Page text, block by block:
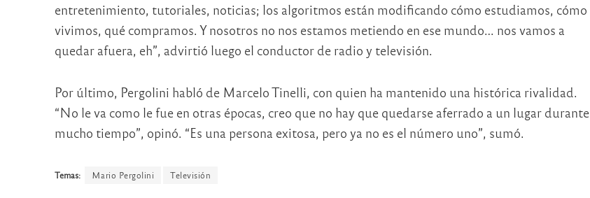
entretenimiento, tutoriales, noticias; los algoritmos están modificando cómo estudiamos, cómo
vivimos, qué compramos. Y nosotros no nos estamos metiendo en ese mundo… nos vamos a
quedar afuera, eh”, advirtió luego el conductor de radio y televisión.
Por último, Pergolini habló de Marcelo Tinelli, con quien ha mantenido una histórica rivalidad.
“No le va como le fue en otras épocas, creo que no hay que quedarse aferrado a un lugar durante
mucho tiempo”, opinó. “Es una persona exitosa, pero ya no es el número uno”, sumó.
Temas: Mario Pergolini Televisión